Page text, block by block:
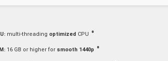
multi-threading optimized CPU
16 GB or higher for smooth 1440p